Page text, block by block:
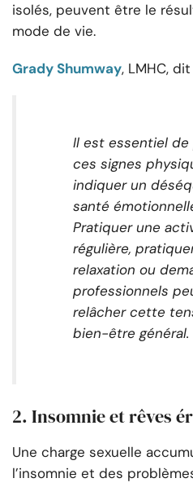
isolés, peuvent être le
mode de vie.
Grady Shumway, LMHC, dit
Il est essentiel
ces signes
indiquer un
santé
Pratiquer une
régulière,
relaxation ou
professionnels
relâcher cette
bien-être général.
2. Insomnie et rêves
Une charge sexuelle
l’insomnie et des